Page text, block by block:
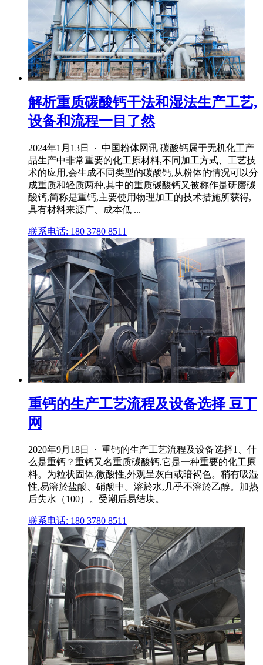
解析重质碳酸钙干法和湿法生产工艺,
设备和流程一目了然
2024年1月13日 · 中国粉体网讯 碳酸钙属于无机化工产
品生产中非常重要的化工原材料,不同加工方式、工艺技
术的应用,会生成不同类型的碳酸钙,从粉体的情况可以分
成重质和轻质两种,其中的重质碳酸钙又被称作是研磨碳
酸钙,简称是重钙,主要使用物理加工的技术措施所获得,
具有材料来源广、成本低 ...
联系电话: 180 3780 8511
重钙的生产工艺流程及设备选择 豆丁
网
2020年9月18日 · 重钙的生产工艺流程及设备选择1、什
么是重钙？重钙又名重质碳酸钙,它是一种重要的化工原
料。为粒状固体,微酸性,外观呈灰白或暗褐色。稍有吸湿
性,易溶於盐酸、硝酸中。溶於水,几乎不溶於乙醇。加热
后失水（100）。受潮后易结块。
联系电话: 180 3780 8511